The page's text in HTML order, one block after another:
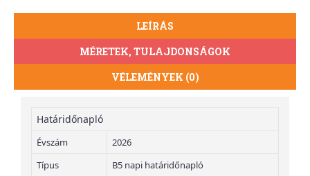
LEÍRÁS
MÉRETEK, TULAJDONSÁGOK
VÉLEMÉNYEK (0)
Határidőnapló
Évszám
2026
Típus
B5 napi határidőnapló